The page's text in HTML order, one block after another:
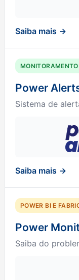
Saiba mais →
Power
Sistema de
Saiba mais →
POWER BI E
Power
Saiba do